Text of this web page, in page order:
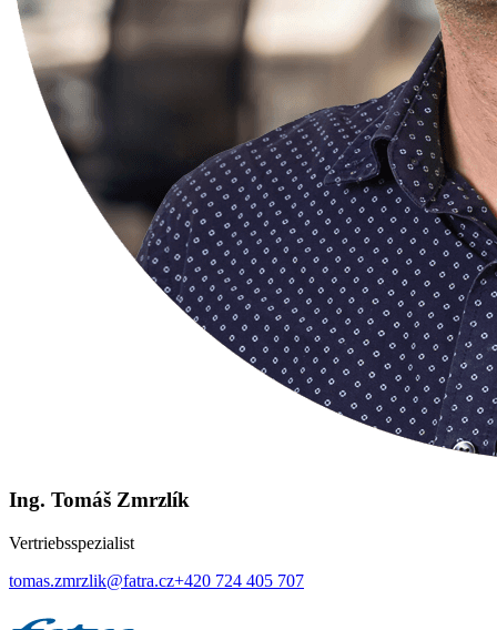
Ing. Tomáš Zmrzlík
Vertriebsspezialist
tomas.zmrzlik@fatra.cz+420 724 405 707